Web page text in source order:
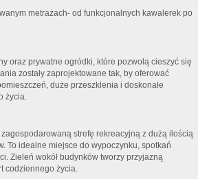
metrażach- od funkcjonalnych kawalerek po
oraz prywatne ogródki, które pozwolą cieszyć się
zostały zaprojektowane tak, by oferować
duże przeszklenia i doskonałe
życia.
strefę rekreacyjną z dużą ilością
To idealne miejsce do wypoczynku, spotkań
Zieleń wokół budynków tworzy przyjazną
codziennego życia.